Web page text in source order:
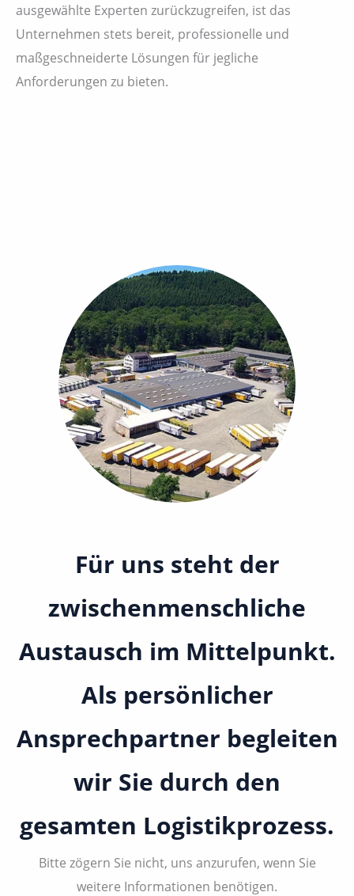
ausgewählte Experten zurückzugreifen, ist das
Unternehmen stets bereit, professionelle und
maßgeschneiderte Lösungen für jegliche
Anforderungen zu bieten.
Für uns steht der
zwischenmenschliche
Austausch im Mittelpunkt.
Als persönlicher
Ansprechpartner begleiten
wir Sie durch den
gesamten Logistikprozess.
Bitte zögern Sie nicht, uns anzurufen, wenn Sie
weitere Informationen benötigen.